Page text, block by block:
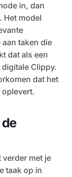
in, dan
Het model
taken die
dat als een
Clippy.
dat het
oplevert.
verder met je
taak op in